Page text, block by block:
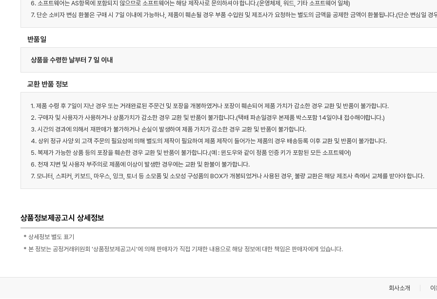
6. 소프트웨어는 AS항목에 포함되지 않으므로 소프트웨어는 해당 제작사로 문의하셔야 합니다.(운영체제, 워드, 기타 소프트웨어 일체)
7. 단순 소비자 변심 환불은 구매 시 7일 이내에 가능하나, 제품이 훼손될 경우 부품 수입원 및 제조사가 요청하는 별도의 금액을 공제한 금액이 환불됩니다.(단순 변심일 경
반품일
상품을 수령한 날부터 7 일 이내
교환 반품 정보
1. 제품 수령 후 7일이 지난 경우 또는 거래완료된 주문건 및 포장을 개봉하였거나 포장이 훼손되어 제품 가치가 감소한 경우 교환 및 반품이 불가합니다.
2. 구매자 및 사용자가 사용하거나 상품가치가 감소한 경우 교환 및 반품이 불가합니다.(택배 파손일경우 본제품 박스포함 14일이내 접수해야합니다.)
3. 시간의 경과에 의해서 재판매가 불가하거나 손실이 발생하여 제품 가치가 감소한 경우 교환 및 반품이 불가합니다.
4. 상위 정규 사양 외 고객 주문의 필요성에 의해 별도의 제작이 필요하여 제품 제작이 들어가는 제품의 경우 배송등록 이후 교환 및 반품이 불가합니다.
5. 복제가 가능한 상품 등의 포장을 훼손한 경우 교환 및 반품이 불가합니다.(예 : 윈도우와 같이 정품 인증 키가 포함된 모든 소프트웨어)
6. 천재 지변 및 사용자 부주의로 제품에 이상이 발생한 경우에는 교환 및 환불이 불가합니다.
7. 모니터, 스피커, 키보드, 마우스, 잉크, 토너 등 소모품 및 소모성 구성품의 BOX가 개봉되었거나 사용된 경우, 불량 교환은 해당 제조사 측에서 교체를 받아야 합니다.
상품정보제공고시 상세정보
* 상세정보 별도 표기
* 본 정보는 공정거래위원회 '상품정보제공고시'에 의해 판매자가 직접 기재한 내용으로 해당 정보에 대한 책임은 판매자에게 있습니다.
회사소개